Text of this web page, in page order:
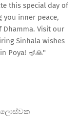
this special day of
you inner peace,
Dhamma. Visit our
Sinhala wishes
Poya! 🪔🙏"